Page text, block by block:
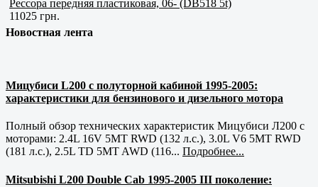
Рессора передняя пластиковая, 06- (DB518 5t)
11025 грн.
Новостная лента
Мицубиси L200 с полуторной кабиной 1995-2005:
характеристики для бензинового и дизельного мотора
Полный обзор технических характеристик Мицубиси Л200 с
моторами: 2.4L 16V 5MT RWD (132 л.с.), 3.0L V6 5MT RWD
(181 л.с.), 2.5L TD 5MT AWD (116... Подробнее...
Mitsubishi L200 Double Cab 1995-2005 III поколение: